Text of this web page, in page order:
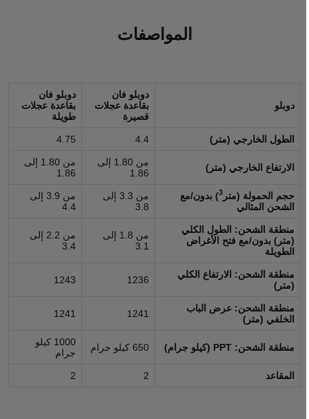
المواصفات
دوبلو
دوبلو فان
بقاعدة عجلات
قصيرة
دوبلو فان
بقاعدة عجلات
طويلة
الطول الخارجي (متر) 4.4
4.75
الارتفاع الخارجي (متر)
من 1.80 إلى
1.86
من 1.80 إلى
1.86
حجم الحمولة (متر 3) بدون/مع
الشحن المثالي
من 3.3 إلى
3.8
من 3.9 إلى
4.4
منطقة الشحن: الطول الكلي
(متر) بدون/مع فتح الأغراض
الطويلة
من 1.8 إلى
3.1
من 2.2 إلى
3.4
منطقة الشحن: الارتفاع الكلي
(متر)
1236
1243
منطقة الشحن: عرض الباب
الخلفي (متر)
1241
1241
منطقة الشحن: PPT (كيلو جرام) 650 كيلو جرام
1000 كيلو
جرام
المقاعد 2
2